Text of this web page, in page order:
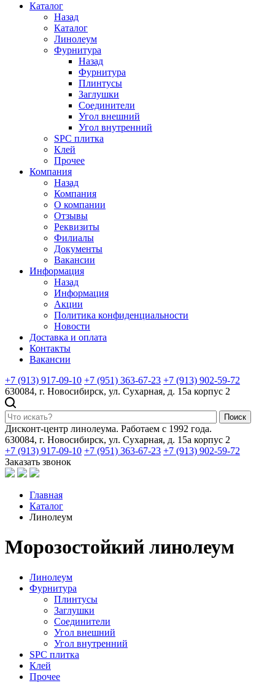
Каталог
Назад
Каталог
Линолеум
Фурнитура
Назад
Фурнитура
Плинтусы
Заглушки
Соединители
Угол внешний
Угол внутренний
SPC плитка
Клей
Прочее
Компания
Назад
Компания
О компании
Отзывы
Реквизиты
Филиалы
Документы
Вакансии
Информация
Назад
Информация
Акции
Политика конфиденциальности
Новости
Доставка и оплата
Контакты
Вакансии
+7 (913) 917-09-10 +7 (951) 363-67-23 +7 (913) 902-59-72
630084, г. Новосибирск, ул. Сухарная, д. 15а корпус 2
Поиск
Дисконт-центр линолеума. Работаем с 1992 года.
630084, г. Новосибирск, ул. Сухарная, д. 15а корпус 2
+7 (913) 917-09-10 +7 (951) 363-67-23 +7 (913) 902-59-72
Заказать звонок
Главная
Каталог
Линолеум
Морозостойкий линолеум
Линолеум
Фурнитура
Плинтусы
Заглушки
Соединители
Угол внешний
Угол внутренний
SPC плитка
Клей
Прочее